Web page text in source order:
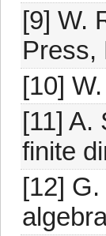
[9] W.
Press,
[10]
[11] A.
finite
[12]